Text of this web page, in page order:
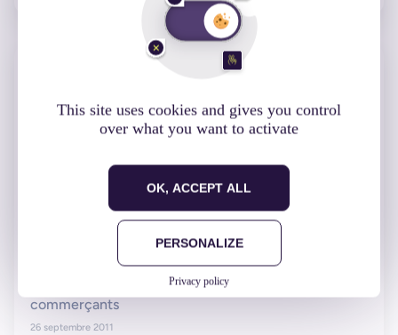
This site uses cookies and gives you control
over what you want to activate
OK, ACCEPT ALL
PERSONALIZE
Privacy policy
iDol : un outil de CRM sur iPad pour les
commerçants
26 septembre 2011